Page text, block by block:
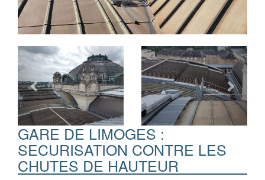
Previous Next
GARE DE LIMOGES :
SECURISATION CONTRE LES
CHUTES DE HAUTEUR